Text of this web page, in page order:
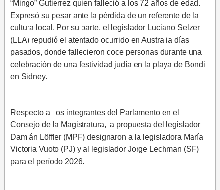
“Mingo” Gutiérrez quien falleció a los 72 años de edad.
Expresó su pesar ante la pérdida de un referente de la
cultura local. Por su parte, el legislador Luciano Selzer
(LLA) repudió el atentado ocurrido en Australia días
pasados, donde fallecieron doce personas durante una
celebración de una festividad judía en la playa de Bondi
en Sídney.
Respecto a los integrantes del Parlamento en el
Consejo de la Magistratura, a propuesta del legislador
Damián Löffler (MPF) designaron a la legisladora María
Victoria Vuoto (PJ) y al legislador Jorge Lechman (SF)
para el período 2026.